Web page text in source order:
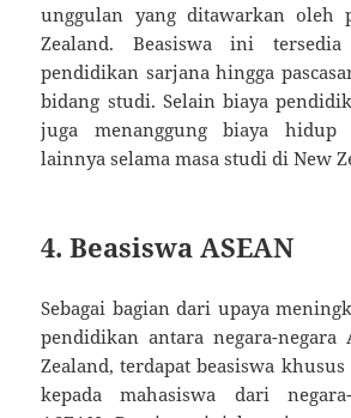
unggulan yang ditawarkan oleh
Zealand. Beasiswa ini
pendidikan sarjana hingga
bidang studi. Selain biaya
juga menanggung biaya hidup
lainnya selama masa studi di New
4. Beasiswa ASEAN
Sebagai bagian dari upaya
pendidikan antara negara-negara
Zealand, terdapat beasiswa
kepada mahasiswa dari